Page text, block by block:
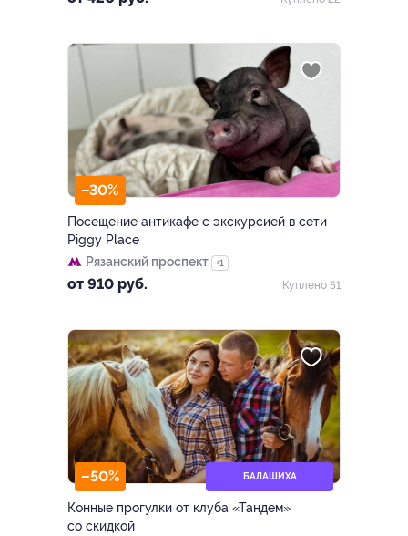
–30%
Посещение антикафе с экскурсией в сети
Piggy Place
Рязанский проспект
+1
от 910 руб. Куплено 51
–50% БАЛАШИХА
Конные прогулки от клуба «Тандем»
со скидкой